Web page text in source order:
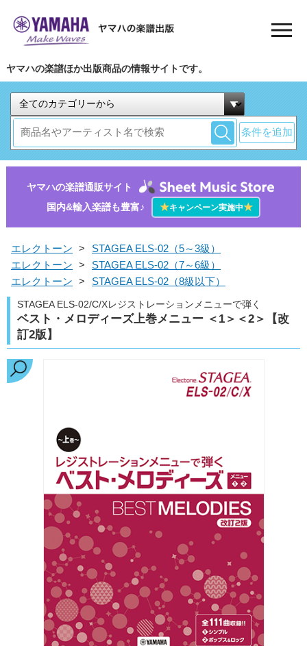
ヤマハの楽譜ほか出版商品の情報サイトです。
条件を追加
ヤマハの楽譜通販サイト
国内&輸入楽譜も豊富♪
★キャンペーン実施中★
エレクトーン >
STAGEA ELS-02（5～3級）
エレクトーン >
STAGEA ELS-02（7～6級）
エレクトーン > STAGEA ELS-02（8級以下）
STAGEA ELS-02/C/Xレジストレーションメニューで弾く
ベスト・メロディーズ上巻メニュー ＜1＞＜2＞【改
訂2版】